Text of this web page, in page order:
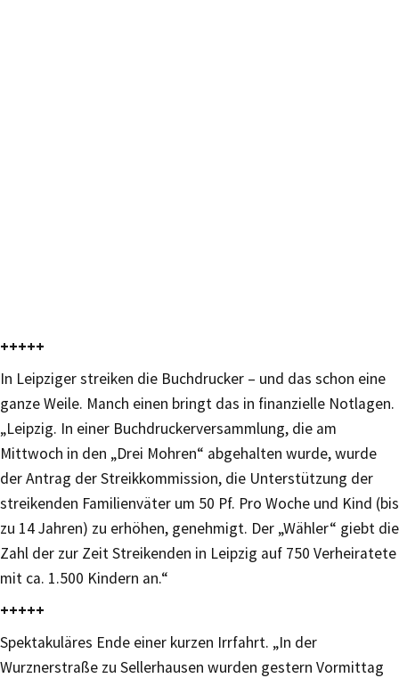
+++++
In Leipziger streiken die Buchdrucker – und das schon eine
ganze Weile. Manch einen bringt das in finanzielle Notlagen.
„Leipzig. In einer Buchdruckerversammlung, die am
Mittwoch in den „Drei Mohren“ abgehalten wurde, wurde
der Antrag der Streikkommission, die Unterstützung der
streikenden Familienväter um 50 Pf. Pro Woche und Kind (bis
zu 14 Jahren) zu erhöhen, genehmigt. Der „Wähler“ giebt die
Zahl der zur Zeit Streikenden in Leipzig auf 750 Verheiratete
mit ca. 1.500 Kindern an.“
+++++
Spektakuläres Ende einer kurzen Irrfahrt. „In der
Wurznerstraße zu Sellerhausen wurden gestern Vormittag